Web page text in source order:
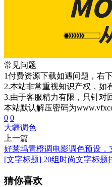
常见问题
1付费资源下载如遇问题，右
2.本站非常重视知识产权，如
3.由于客服精力有限，只针对
本站默认解压密码为
0 0
大疆调色
上一篇
好莱坞青橙调电影调色预设，
[文字标题] 20组时尚文字标题
猜你喜欢